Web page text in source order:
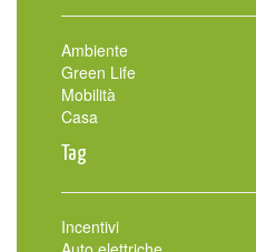
Ambiente
Green Life
Mobilità
Casa
Tag
Incentivi